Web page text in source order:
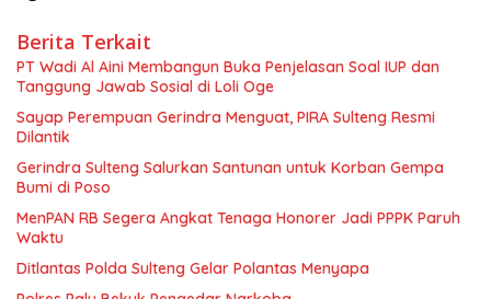
Berita Terkait
PT Wadi Al Aini Membangun Buka Penjelasan Soal IUP dan
Tanggung Jawab Sosial di Loli Oge
Sayap Perempuan Gerindra Menguat, PIRA Sulteng Resmi
Dilantik
Gerindra Sulteng Salurkan Santunan untuk Korban Gempa
Bumi di Poso
MenPAN RB Segera Angkat Tenaga Honorer Jadi PPPK Paruh
Waktu
Ditlantas Polda Sulteng Gelar Polantas Menyapa